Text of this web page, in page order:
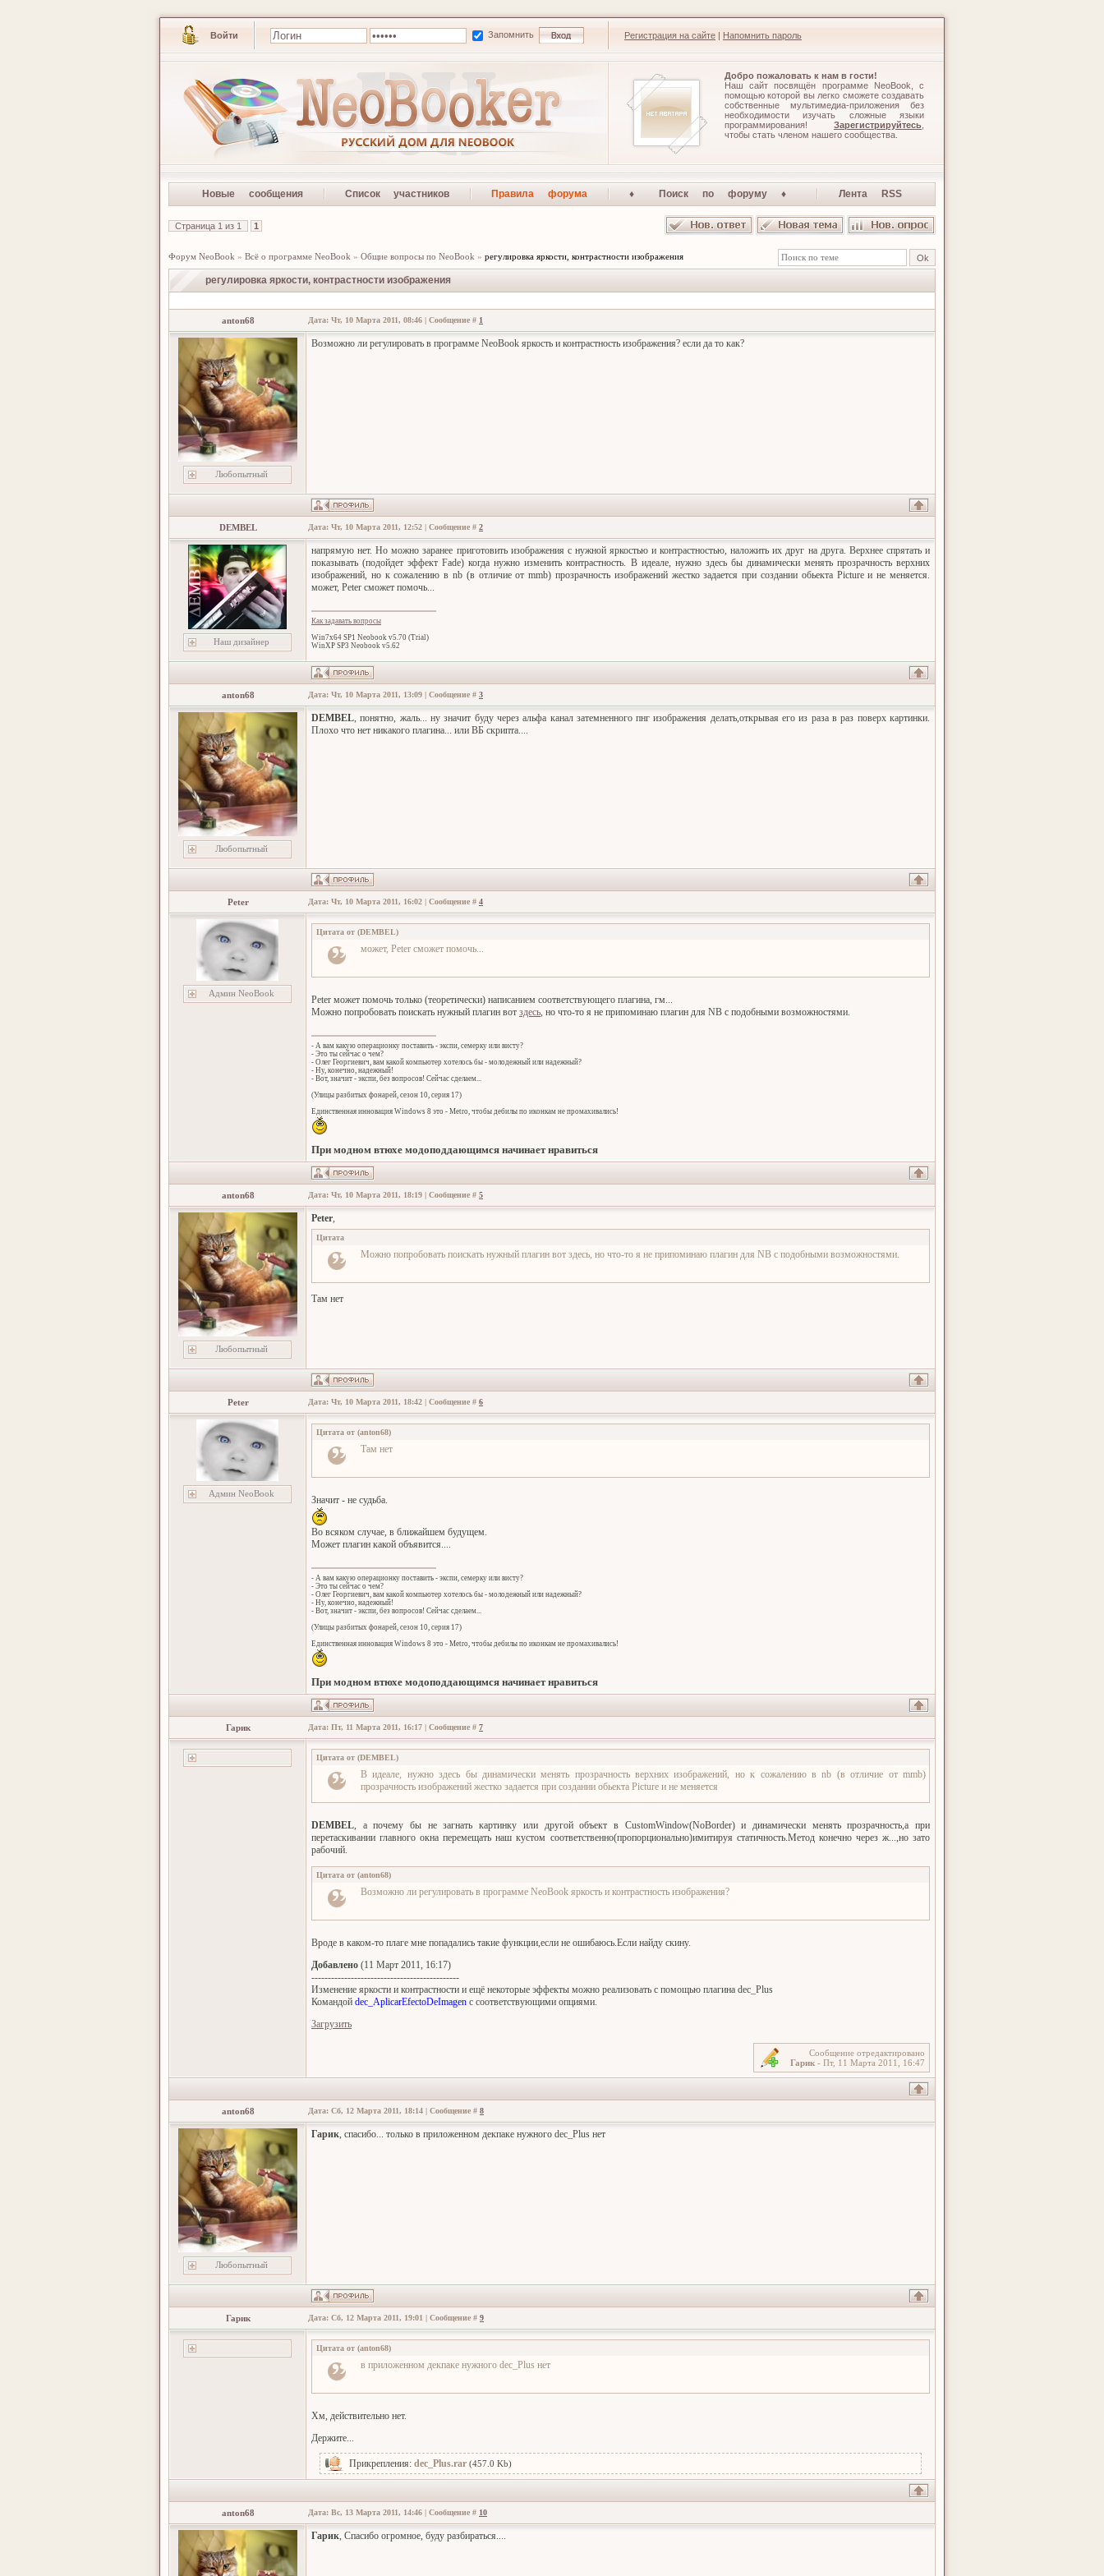
Войти Запомнить Регистрация на сайте | Напомнить пароль
Добро пожаловать к нам в гости!
Наш сайт посвящён программе NeoBook, с
помощью которой вы легко сможете создавать
собственные мультимедиа-приложения без
необходимости изучать сложные языки
программирования! Зарегистрируйтесь
чтобы стать членом нашего сообщества.
Новые сообщения Список участников Правила форума ♦ Поиск по форуму ♦ Лента RSS
Страница 1 из 1 1
Форум NeoBook » Всё о программе NeoBook » Общие вопросы по NeoBook » регулировка яркости, контрастности изображения
регулировка яркости, контрастности изображения
anton68 Дата: Чт, 10 Марта 2011, 08:46 | Сообщение # 1
Любопытный
Возможно ли регулировать в программе NeoBook яркость и контрастность изображения? если да то как?
DEMBEL Дата: Чт, 10 Марта 2011, 12:52 | Сообщение # 2
Наш дизайнер
напрямую нет. Но можно заранее приготовить изображения с нужной яркостью и контрастностью, наложить их друг на друга. Верхнее спрятать и
показывать (подойдет эффект Fade) когда нужно изменить контрастность. В идеале, нужно здесь бы динамически менять прозрачность верхних
изображений, но к сожалению в nb (в отличие от mmb) прозрачность изображений жестко задается при создании обьекта Picture и не меняется.
может, Peter сможет помочь...
Как задавать вопросы
Win7x64 SP1 Neobook v5.70 (Trial)
WinXP SP3 Neobook v5.62
anton68 Дата: Чт, 10 Марта 2011, 13:09 | Сообщение # 3
Любопытный
DEMBEL, понятно, жаль... ну значит буду через альфа канал затемненного пнг изображения делать,открывая его из раза в раз поверх картинки.
Плохо что нет никакого плагина... или ВБ скрипта....
Peter Дата: Чт, 10 Марта 2011, 16:02 | Сообщение # 4
Админ NeoBook
Цитата от (DEMBEL)
может, Peter сможет помочь...
Peter может помочь только (теоретически) написанием соответствующего плагина, гм...
Можно попробовать поискать нужный плагин вот здесь, но что-то я не припоминаю плагин для NB с подобными возможностями.
- А вам какую операционку поставить - экспи, семерку или висту?
- Это ты сейчас о чем?
- Олег Георгиевич, вам какой компьютер хотелось бы - молодежный или надежный?
- Ну, конечно, надежный!
- Вот, значит - экспи, без вопросов! Сейчас сделаем...
(Улицы разбитых фонарей, сезон 10, серия 17)
Единственная инновация Windows 8 это - Metro, чтобы дебилы по иконкам не промахивались!
При модном втюхе модоподдающимся начинает нравиться
anton68 Дата: Чт, 10 Марта 2011, 18:19 | Сообщение # 5
Любопытный
Peter,
Цитата
Можно попробовать поискать нужный плагин вот здесь, но что-то я не припоминаю плагин для NB с подобными возможностями.
Там нет
Peter Дата: Чт, 10 Марта 2011, 18:42 | Сообщение # 6
Админ NeoBook
Цитата от (anton68)
Там нет
Значит - не судьба.
Во всяком случае, в ближайшем будущем.
Может плагин какой объявится....
- А вам какую операционку поставить - экспи, семерку или висту?
- Это ты сейчас о чем?
- Олег Георгиевич, вам какой компьютер хотелось бы - молодежный или надежный?
- Ну, конечно, надежный!
- Вот, значит - экспи, без вопросов! Сейчас сделаем...
(Улицы разбитых фонарей, сезон 10, серия 17)
Единственная инновация Windows 8 это - Metro, чтобы дебилы по иконкам не промахивались!
При модном втюхе модоподдающимся начинает нравиться
Гарик Дата: Пт, 11 Марта 2011, 16:17 | Сообщение # 7
Цитата от (DEMBEL)
В идеале, нужно здесь бы динамически менять прозрачность верхних изображений, но к сожалению в nb (в отличие от mmb)
прозрачность изображений жестко задается при создании обьекта Picture и не меняется
DEMBEL, а почему бы не загнать картинку или другой объект в CustomWindow(NoBorder) и динамически менять прозрачность,а при
перетаскивании главного окна перемещать наш кустом соответственно(пропорционально)имитируя статичность.Метод конечно через ж...,но зато
рабочий.
Цитата от (anton68)
Возможно ли регулировать в программе NeoBook яркость и контрастность изображения?
Вроде в каком-то плаге мне попадались такие функции,если не ошибаюсь.Если найду скину.
Добавлено (11 Март 2011, 16:17)
---------------------------------------------
Изменение яркости и контрастности и ещё некоторые эффекты можно реализовать с помощью плагина dec_Plus
Командой dec_AplicarEfectoDeImagen c соответствующими опциями.
Загрузить
Сообщение отредактировано
Гарик - Пт, 11 Марта 2011, 16:47
anton68 Дата: Сб, 12 Марта 2011, 18:14 | Сообщение # 8
Любопытный
Гарик, спасибо... только в приложенном декпаке нужного dec_Plus нет
Гарик Дата: Сб, 12 Марта 2011, 19:01 | Сообщение # 9
Цитата от (anton68)
в приложенном декпаке нужного dec_Plus нет
Хм, действительно нет.
Держите...
Прикрепления: dec_Plus.rar (457.0 Kb)
anton68 Дата: Вс, 13 Марта 2011, 14:46 | Сообщение # 10
Гарик, Спасибо огромное, буду разбираться....